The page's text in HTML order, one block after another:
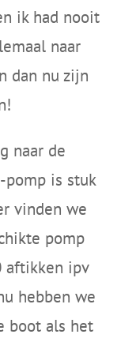
ik had nooit
naar
dan nu zijn
naar de
is stuk
vinden we
pomp
aftikken ipv
hebben we
boot als het